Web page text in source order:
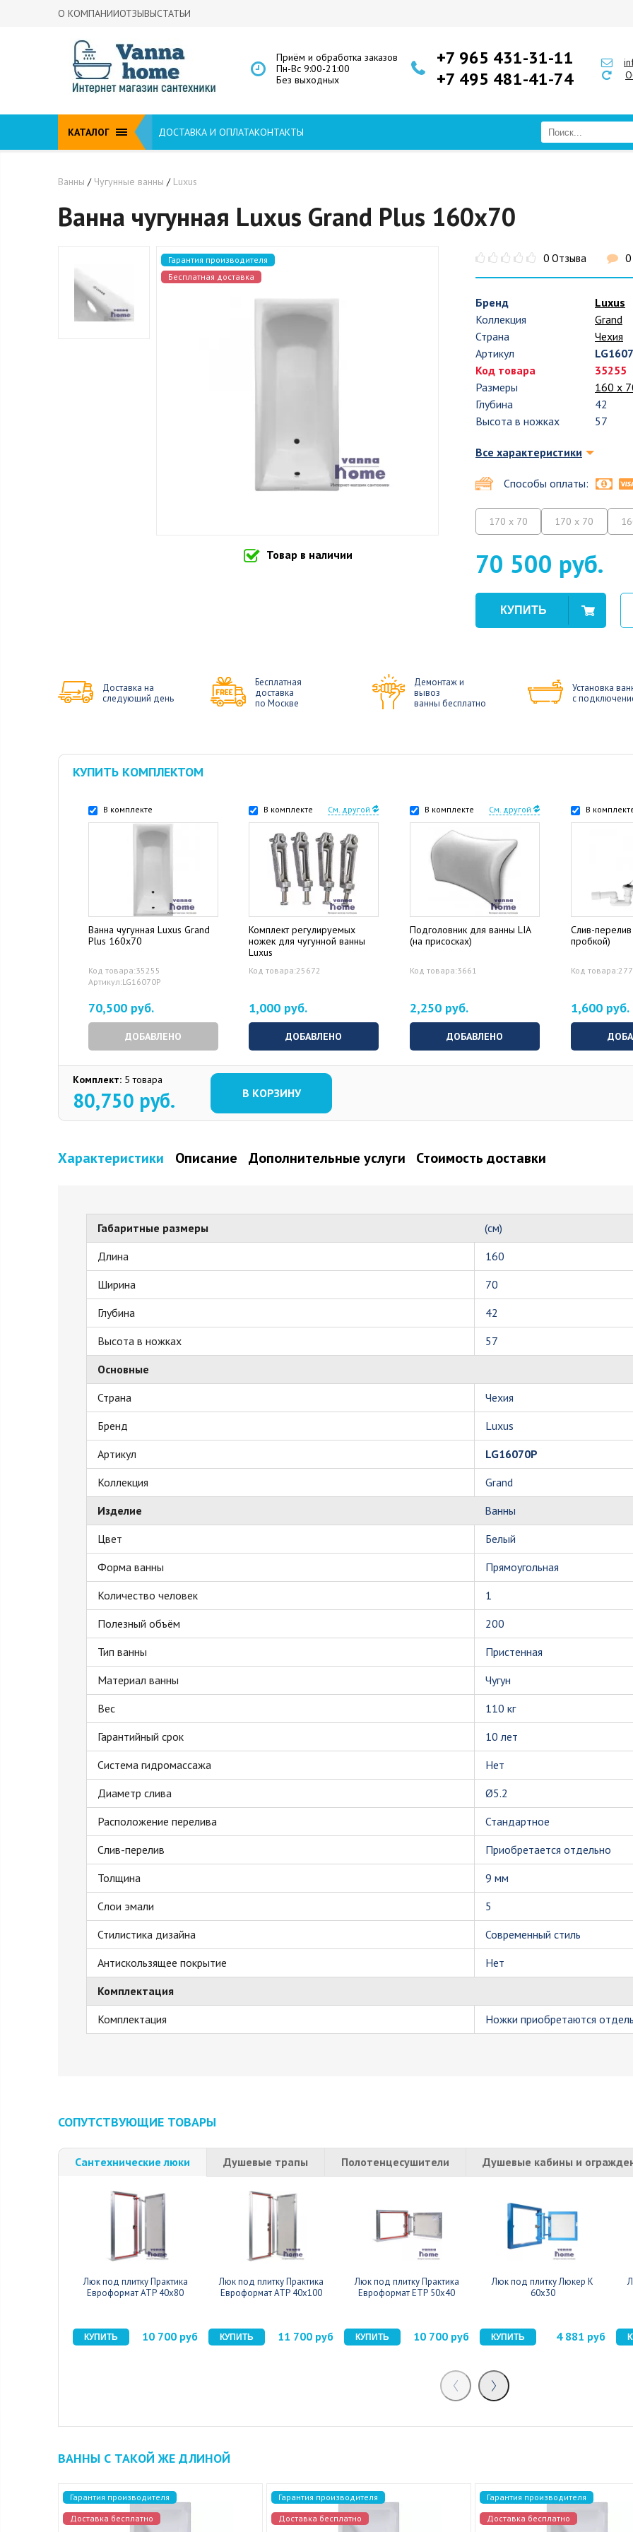
О КОМПАНИИОТЗЫВЫСТАТЬИ
Приём и обработка заказов
Пн-Вс 9:00-21:00
Без выходных
+7 965 431-31-11
+7 495 481-41-74
КАТАЛОГ ДОСТАВКА И ОПЛАТАКОНТАКТЫ
Ванны / Чугунные ванны / Luxus
Ванна чугунная Luxus Grand Plus 160x70
Бесплатная доставка
Гарантия производителя
Товар в наличии
0 Отзыва 0
Бренд
Luxus
Коллекция
Grand
Страна
Чехия
Артикул
Код товара
35255
Размеры
160 х
Глубина
42
Высота в ножках
57
Все характеристики
Способы оплаты:
170 x 70 170 x 70
70 500 руб.
Доставка на
следующий день
Бесплатная
доставка
по Москве
Демонтаж и
вывоз
ванны бесплатно
Установка
с
КУПИТЬ КОМПЛЕКТОМ
В комплекте
Ванна чугунная Luxus Grand
Plus 160x70
Код товара:35255
Артикул:LG16070P
70,500 руб.
ДОБАВЛЕНО
В комплекте См. другой
Комплект регулируемых
ножек для чугунной ванны
Luxus
Код товара:25672
1,000 руб.
ДОБАВЛЕНО
В комплекте См. другой
Подголовник для ванны LIA
(на присосках)
Код товара:3661
2,250 руб.
ДОБАВЛЕНО
В
Слив-
пробкой)
Код
1,600 руб.
Комплект: 5 товара
80,750 руб. В КОРЗИНУ
Характеристики Описание Дополнительные услуги Стоимость доставки
Габаритные размеры
(см)
Длина
160
Ширина
70
Глубина
42
Высота в ножках
57
Основные
Страна
Чехия
Бренд
Luxus
Артикул
LG16070P
Коллекция
Grand
Изделие
Ванны
Цвет
Белый
Форма ванны
Прямоугольная
Количество человек
1
Полезный объём
200
Тип ванны
Пристенная
Материал ванны
Чугун
Вес
110 кг
Гарантийный срок
10 лет
Система гидромассажа
Нет
Диаметр слива
Ø5.2
Расположение перелива
Стандартное
Слив-перелив
Приобретается отдельно
Толщина
9 мм
Слои эмали
5
Стилистика дизайна
Современный стиль
Антискользящее покрытие
Нет
Комплектация
Комплектация
Ножки приобретаются
СОПУТСТВУЮЩИЕ ТОВАРЫ
Сантехнические люки Душевые трапы Полотенцесушители Душевые кабины и
Люк под плитку Практика
Евроформат АТР 40x80
10 700 руб
Люк под плитку Практика
Евроформат АТР 40x100
11 700 руб
Люк под плитку Практика
Евроформат ЕТР 50x40
10 700 руб
Люк под плитку Люкер К
60x30
4 881 руб
ВАННЫ С ТАКОЙ ЖЕ ДЛИНОЙ
Гарантия производителя
Доставка бесплатно
Гарантия производителя
Доставка бесплатно
Гарантия производителя
Доставка бесплатно